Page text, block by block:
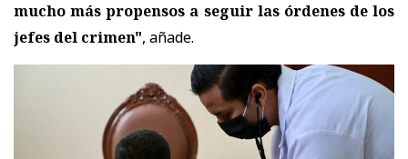
mucho más propensos a seguir las órdenes de los
jefes del crimen", añade.